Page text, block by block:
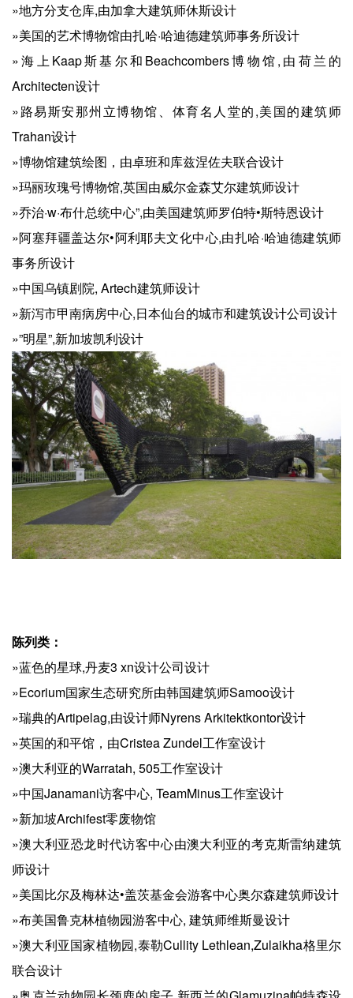
»地方分支仓库,由加拿大建筑师休斯设计
»美国的艺术博物馆由扎哈·哈迪德建筑师事务所设计
»海上Kaap斯基尔和Beachcombers博物馆,由荷兰的
Architecten设计
»路易斯安那州立博物馆、体育名人堂的,美国的建筑师
Trahan设计
»博物馆建筑绘图，由卓班和库兹涅佐夫联合设计
»玛丽玫瑰号博物馆,英国由威尔金森艾尔建筑师设计
»乔治·w·布什总统中心”,由美国建筑师罗伯特•斯特恩设计
»阿塞拜疆盖达尔•阿利耶夫文化中心,由扎哈·哈迪德建筑师
事务所设计
»中国乌镇剧院, Artech建筑师设计
»新泻市甲南病房中心,日本仙台的城市和建筑设计公司设计
»”明星”,新加坡凯利设计
陈列类：
»蓝色的星球,丹麦3 xn设计公司设计
»Ecorium国家生态研究所由韩国建筑师Samoo设计
»瑞典的Artipelag,由设计师Nyrens Arkitektkontor设计
»英国的和平馆，由Cristea Zundel工作室设计
»澳大利亚的Warratah, 505工作室设计
»中国Janamani访客中心, TeamMinus工作室设计
»新加坡Archifest零废物馆
»澳大利亚恐龙时代访客中心由澳大利亚的考克斯雷纳建筑
师设计
»美国比尔及梅林达•盖茨基金会游客中心奥尔森建筑师设计
»布美国鲁克林植物园游客中心, 建筑师维斯曼设计
»澳大利亚国家植物园,泰勒Cullity Lethlean,Zulaikha格里尔
联合设计